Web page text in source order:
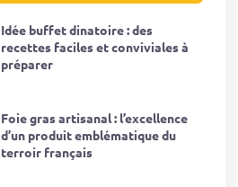
Idée buffet dinatoire : des
recettes faciles et conviviales à
préparer
Foie gras artisanal : l’excellence
d’un produit emblématique du
terroir français